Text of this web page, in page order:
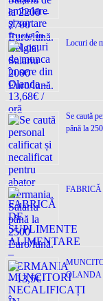
Locuri de
Se caută
până la
FABRICĂ
OLANDA